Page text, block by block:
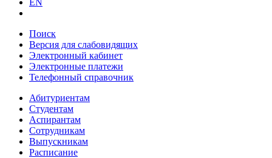
EN
Поиск
Версия для слабовидящих
Электронный кабинет
Электронные платежи
Телефонный справочник
Абитуриентам
Студентам
Аспирантам
Сотрудникам
Выпускникам
Расписание